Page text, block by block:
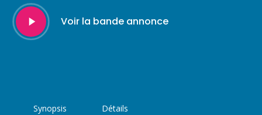
Play
Video
Voir la bande annonce
Synopsis Détails